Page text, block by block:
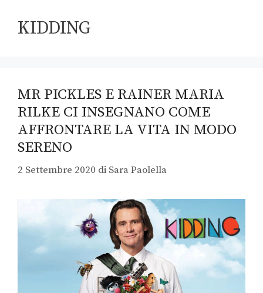
KIDDING
MR PICKLES E RAINER MARIA
RILKE CI INSEGNANO COME
AFFRONTARE LA VITA IN MODO
SERENO
2 Settembre 2020 di Sara Paolella